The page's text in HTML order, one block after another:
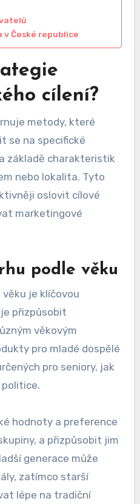
České republice
cílení?
metody, které
se na specifické
základě charakteristik
nebo lokalita. Tyto
oslovit cílové
marketingové
podle věku
je klíčovou
přizpůsobit
věkovým
pro mladé dospělé
pro seniory, jak
hodnoty a preference
a přizpůsobit jim
generace může
zatímco starší
lépe na tradiční